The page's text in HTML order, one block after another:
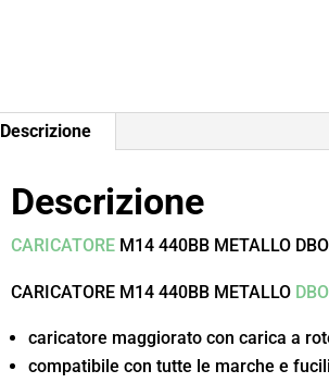
Descrizione
Descrizione
CARICATORE M14 440BB METALLO
CARICATORE M14 440BB METALLO
caricatore maggiorato con carica a
compatibile con tutte le marche e